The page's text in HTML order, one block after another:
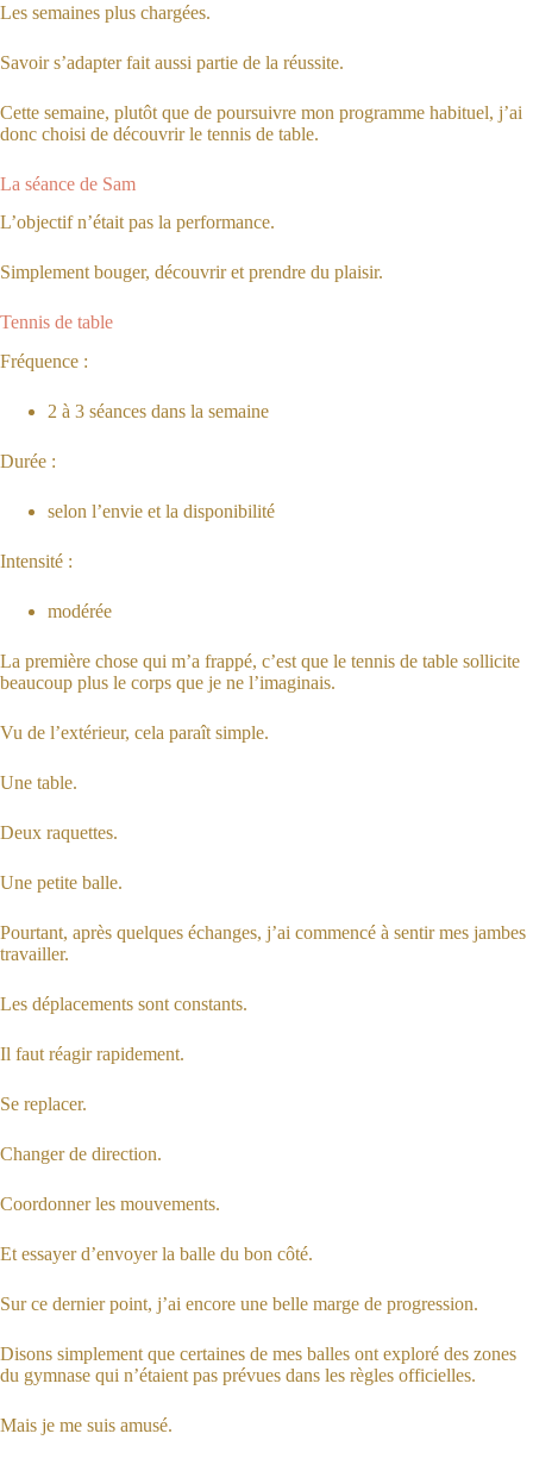
Les semaines plus chargées.
Savoir s’adapter fait aussi partie de la réussite.
Cette semaine, plutôt que de poursuivre mon programme habituel, j’ai
donc choisi de découvrir le tennis de table.
La séance de Sam
L’objectif n’était pas la performance.
Simplement bouger, découvrir et prendre du plaisir.
Tennis de table
Fréquence :
2 à 3 séances dans la semaine
Durée :
selon l’envie et la disponibilité
Intensité :
modérée
La première chose qui m’a frappé, c’est que le tennis de table sollicite
beaucoup plus le corps que je ne l’imaginais.
Vu de l’extérieur, cela paraît simple.
Une table.
Deux raquettes.
Une petite balle.
Pourtant, après quelques échanges, j’ai commencé à sentir mes jambes
travailler.
Les déplacements sont constants.
Il faut réagir rapidement.
Se replacer.
Changer de direction.
Coordonner les mouvements.
Et essayer d’envoyer la balle du bon côté.
Sur ce dernier point, j’ai encore une belle marge de progression.
Disons simplement que certaines de mes balles ont exploré des zones
du gymnase qui n’étaient pas prévues dans les règles officielles.
Mais je me suis amusé.